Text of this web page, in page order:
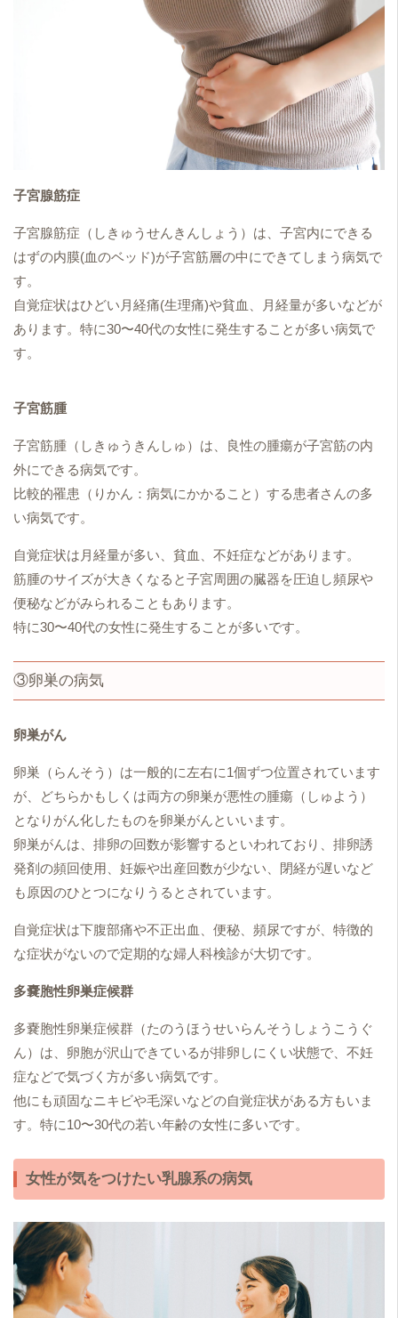
子宮腺筋症
子宮腺筋症（しきゅうせんきんしょう）は、子宮内にできる
はずの内膜(血のベッド)が子宮筋層の中にできてしまう病気で
す。
自覚症状はひどい月経痛(生理痛)や貧血、月経量が多いなどが
あります。特に30〜40代の女性に発生することが多い病気で
す。
子宮筋腫
子宮筋腫（しきゅうきんしゅ）は、良性の腫瘍が子宮筋の内
外にできる病気です。
比較的罹患（りかん：病気にかかること）する患者さんの多
い病気です。
自覚症状は月経量が多い、貧血、不妊症などがあります。
筋腫のサイズが大きくなると子宮周囲の臓器を圧迫し頻尿や
便秘などがみられることもあります。
特に30〜40代の女性に発生することが多いです。
③卵巣の病気
卵巣がん
卵巣（らんそう）は一般的に左右に1個ずつ位置されています
が、どちらかもしくは両方の卵巣が悪性の腫瘍（しゅよう）
となりがん化したものを卵巣がんといいます。
卵巣がんは、排卵の回数が影響するといわれており、排卵誘
発剤の頻回使用、妊娠や出産回数が少ない、閉経が遅いなど
も原因のひとつになりうるとされています。
自覚症状は下腹部痛や不正出血、便秘、頻尿ですが、特徴的
な症状がないので定期的な婦人科検診が大切です。
多嚢胞性卵巣症候群
多嚢胞性卵巣症候群（たのうほうせいらんそうしょうこうぐ
ん）は、卵胞が沢山できているが排卵しにくい状態で、不妊
症などで気づく方が多い病気です。
他にも頑固なニキビや毛深いなどの自覚症状がある方もいま
す。特に10〜30代の若い年齢の女性に多いです。
女性が気をつけたい乳腺系の病気